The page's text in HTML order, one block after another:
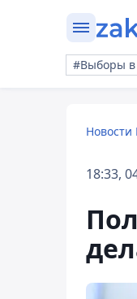
#Выборы в
Новости
18:33,